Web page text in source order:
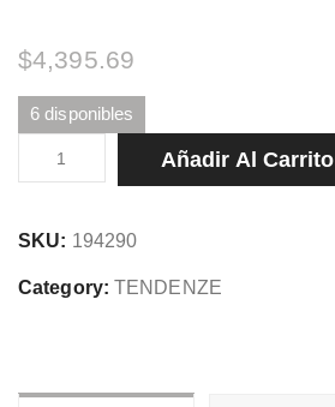
$4,395.69
6 disponibles
ROLLO
PAPEL
TENDENZE
73848
Añadir Al Carrito
SKU: 194290
Category: TENDENZE